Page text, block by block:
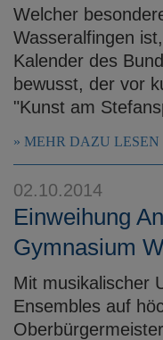
Welcher
Wasseralfingen
Kalender des
bewusst, der vor
"Kunst am
MEHR DAZU LESEN
02.10.2014
Einweihung
Gymnasium
Mit musikalischer
Ensembles auf